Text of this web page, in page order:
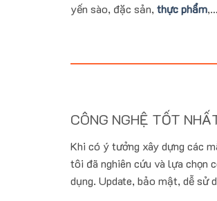
yến sào, đặc sản, thực phẩm,…
CÔNG NGHỆ TỐT
Khi có ý tưởng xây dựng các
tôi đã nghiên cứu và lựa chọn
dụng. Update, bảo mật, dễ sử